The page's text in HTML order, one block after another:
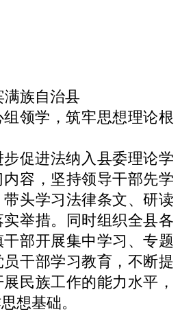
满族自治县
领学，筑牢思想理论根
促进法纳入县委理论学
容，坚持领导干部先学
头学习法律条文、研读
举措。同时组织全县各
部开展集中学习、专题
干部学习教育，不断提
民族工作的能力水平，
想基础。